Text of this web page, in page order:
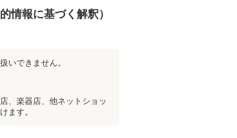
情報に基づく解釈）
いできません。
、楽器店、他ネットショッ
ます。